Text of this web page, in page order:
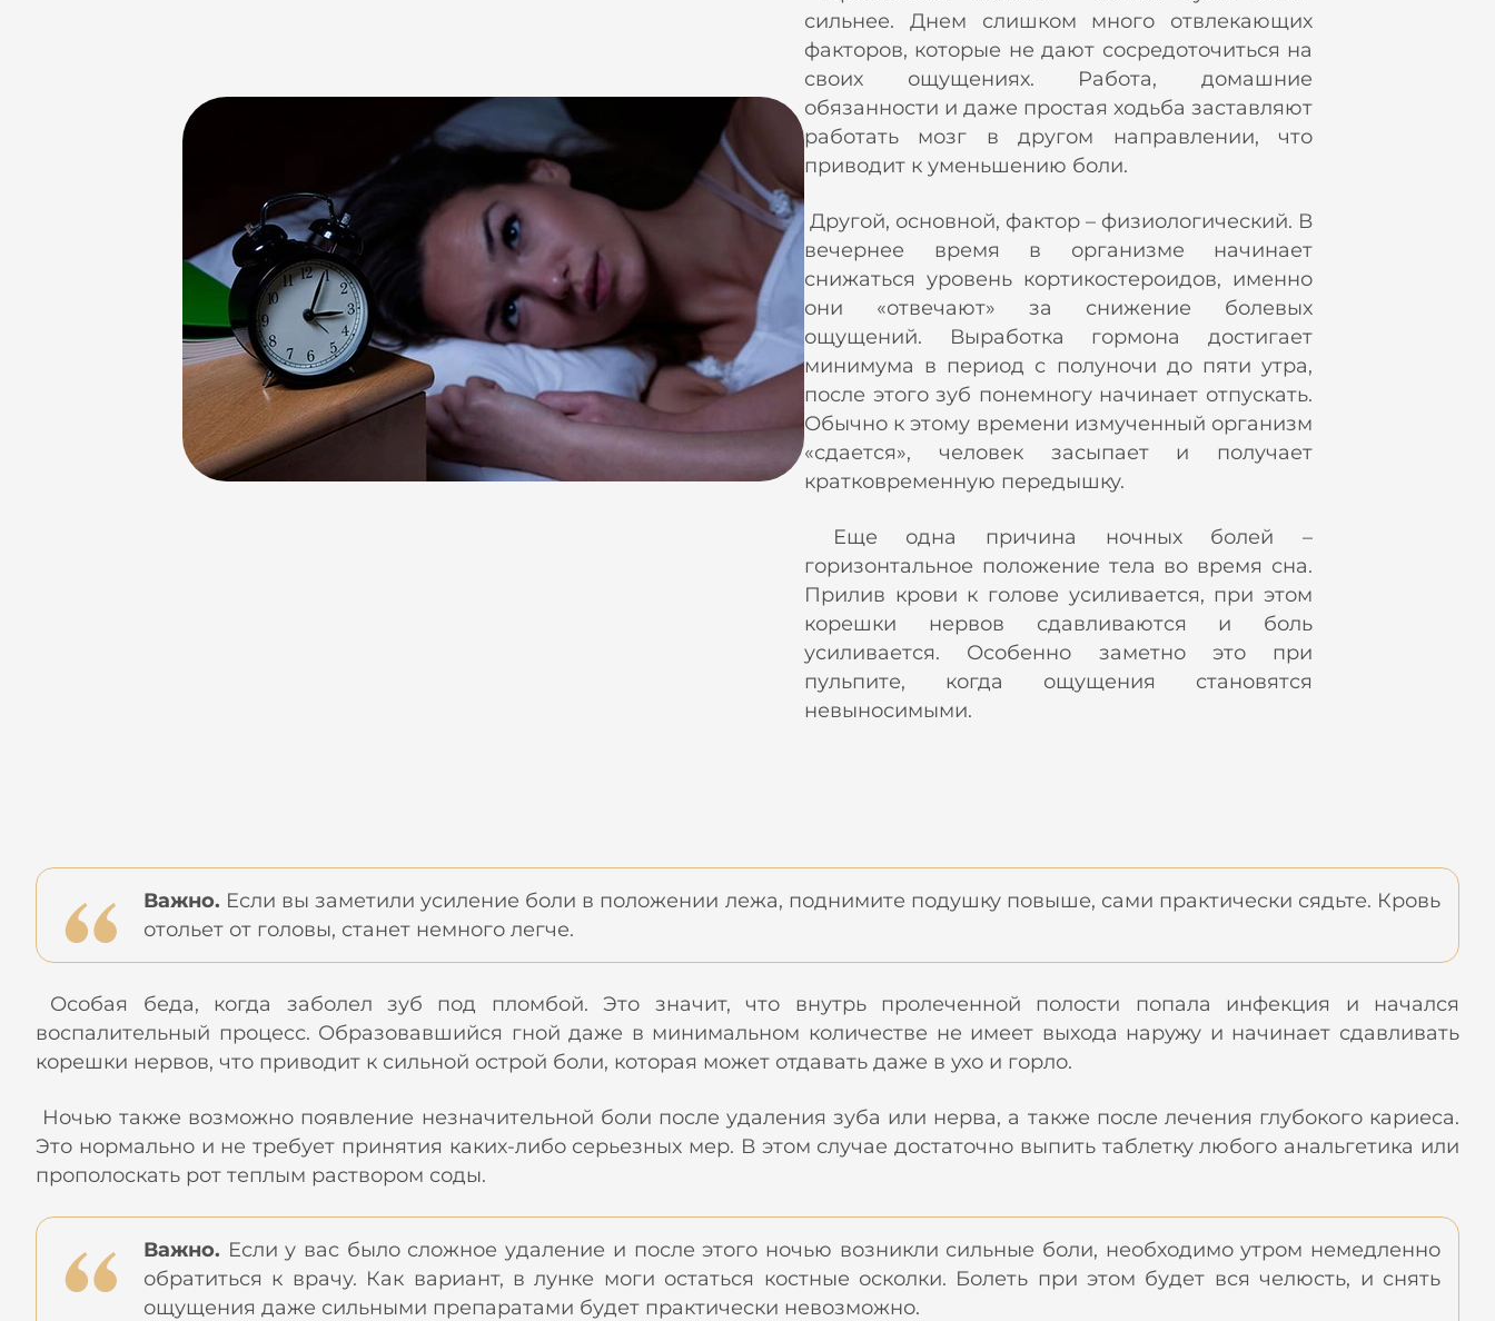
сильнее. Днем слишком много отвлекающих
факторов, которые не дают сосредоточиться на
своих ощущениях. Работа, домашние
обязанности и даже простая ходьба заставляют
работать мозг в другом направлении, что
приводит к уменьшению боли.
Другой, основной, фактор – физиологический. В
вечернее время в организме начинает
снижаться уровень кортикостероидов, именно
они «отвечают» за снижение болевых
ощущений. Выработка гормона достигает
минимума в период с полуночи до пяти утра,
после этого зуб понемногу начинает отпускать.
Обычно к этому времени измученный организм
«сдается», человек засыпает и получает
кратковременную передышку.
Еще одна причина ночных болей –
горизонтальное положение тела во время сна.
Прилив крови к голове усиливается, при этом
корешки нервов сдавливаются и боль
усиливается. Особенно заметно это при
пульпите, когда ощущения становятся
невыносимыми.
Важно. Если вы заметили усиление боли в положении лежа, поднимите подушку повыше, сами практически сядьте. Кровь
отольет от головы, станет немного легче.
Особая беда, когда заболел зуб под пломбой. Это значит, что внутрь пролеченной полости попала инфекция и начался
воспалительный процесс. Образовавшийся гной даже в минимальном количестве не имеет выхода наружу и начинает сдавливать
корешки нервов, что приводит к сильной острой боли, которая может отдавать даже в ухо и горло.
Ночью также возможно появление незначительной боли после удаления зуба или нерва, а также после лечения глубокого кариеса.
Это нормально и не требует принятия каких-либо серьезных мер. В этом случае достаточно выпить таблетку любого анальгетика или
прополоскать рот теплым раствором соды.
Важно. Если у вас было сложное удаление и после этого ночью возникли сильные боли, необходимо утром немедленно
обратиться к врачу. Как вариант, в лунке моги остаться костные осколки. Болеть при этом будет вся челюсть, и снять
ощущения даже сильными препаратами будет практически невозможно.